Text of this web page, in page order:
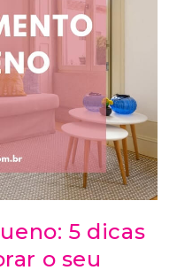
5 dicas
o seu